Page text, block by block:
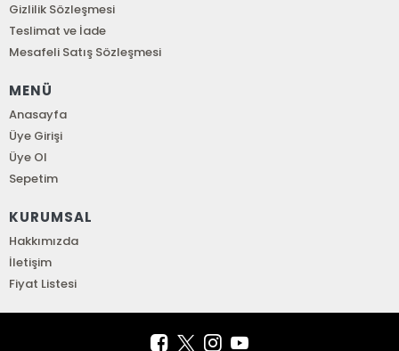
Gizlilik Sözleşmesi
Teslimat ve İade
Mesafeli Satış Sözleşmesi
MENÜ
Anasayfa
Üye Girişi
Üye Ol
Sepetim
KURUMSAL
Hakkımızda
İletişim
Fiyat Listesi